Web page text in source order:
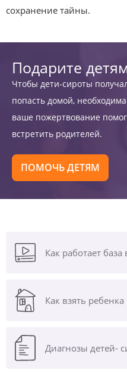
сохранение тайны.
Подарите
Чтобы дети-сироты
попасть домой,
ваше пожертвование
встретить родителей.
ПОМОЧЬ ДЕТЯМ
Как работает
Как взять
Диагнозы детей-